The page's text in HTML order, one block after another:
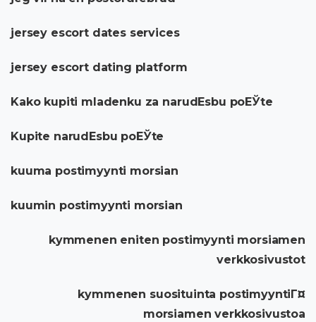
jersey escort dates services
jersey escort dating platform
Kako kupiti mladenku za narudЕѕbu poЕЎte
Kupite narudЕѕbu poЕЎte
kuuma postimyynti morsian
kuumin postimyynti morsian
kymmenen eniten postimyynti morsiamen
verkkosivustot
kymmenen suosituinta postimyyntiГ¤
morsiamen verkkosivustoa